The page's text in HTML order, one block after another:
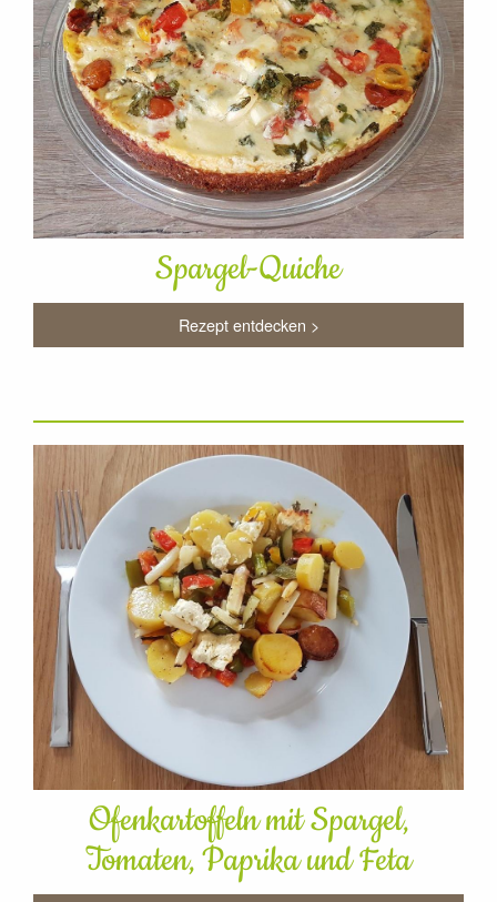
Spargel-Quiche
Rezept entdecken >
Ofenkartoffeln mit Spargel,
Tomaten, Paprika und Feta